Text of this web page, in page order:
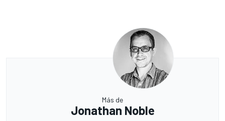
Más de
Jonathan Noble